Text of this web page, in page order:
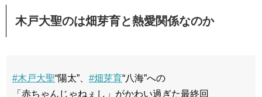
木戸大聖のは畑芽育と熱愛関係なのか
#木戸大聖“陽太”、 #畑芽育“八海”への
「赤ちゃんじゃねぇし」がかわい過ぎた最終回